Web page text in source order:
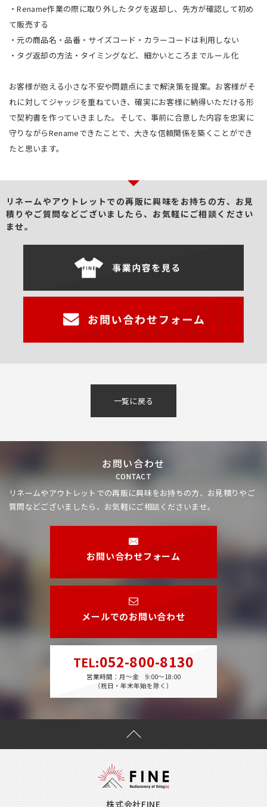
・Rename作業の際に取り外したタグを返却し、先方が確認して初め
て販売する
・元の商品名・品番・サイズコード・カラーコードは利用しない
・タグ返却の方法・タイミングなど、細かいところまでルール化
お客様が抱える小さな不安や問題点にまで解決策を提案。お客様がそ
れに対してジャッジを重ねていき、確実にお客様に納得いただける形
で契約書を作っていきました。そして、事前に合意した内容を忠実に
守りながらRenameできたことで、大きな信頼関係を築くことができ
たと思います。
リネームやアウトレットでの再販に興味をお持ちの方、 お見
積りやご質問などございましたら、お気軽にご相談ください
ませ。
一覧に戻る
お問い合わせ
CONTACT
リネームやアウトレットでの再販に興味をお持ちの方、 お見積りやご
質問などございましたら、お気軽にご相談くださいませ。
お問い合わせフォーム
メールでのお問い合わせ
TEL:052-800-8130
営業時間：月～金 9:00～18:00
（祝日・年末年始を除く）
株式会社FINE